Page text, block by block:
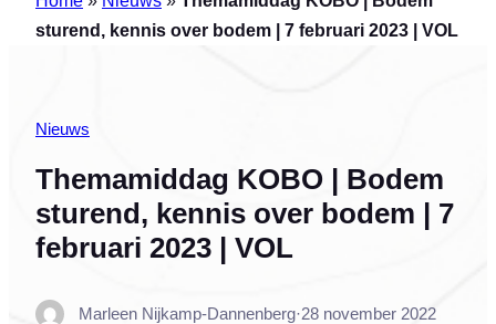
sturend, kennis over bodem | 7 februari 2023 | VOL
Nieuws
Themamiddag KOBO | Bodem
sturend, kennis over bodem | 7
februari 2023 | VOL
Marleen Nijkamp-Dannenberg·28 november 2022